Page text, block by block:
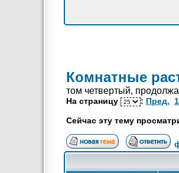
Комнатные
том четвертый,
На страницу : Пред. 1
Сейчас эту тему